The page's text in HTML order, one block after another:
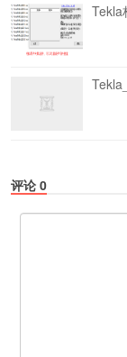
Tekla
评论 0